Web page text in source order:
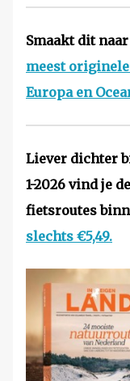
Smaakt dit
meest
Europa en
Liever dichter
1-2026 vind je
fietsroutes
slechts €5,49.